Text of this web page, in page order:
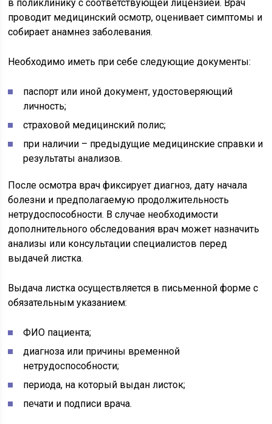
в поликлинику с соответствующей лицензией. Врач
проводит медицинский осмотр, оценивает симптомы и
собирает анамнез заболевания.
Необходимо иметь при себе следующие документы:
паспорт или иной документ, удостоверяющий
личность;
страховой медицинский полис;
при наличии – предыдущие медицинские справки и
результаты анализов.
После осмотра врач фиксирует диагноз, дату начала
болезни и предполагаемую продолжительность
нетрудоспособности. В случае необходимости
дополнительного обследования врач может назначить
анализы или консультации специалистов перед
выдачей листка.
Выдача листка осуществляется в письменной форме с
обязательным указанием:
ФИО пациента;
диагноза или причины временной
нетрудоспособности;
периода, на который выдан листок;
печати и подписи врача.